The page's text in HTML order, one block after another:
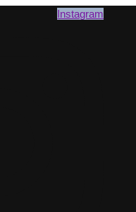
Instagram